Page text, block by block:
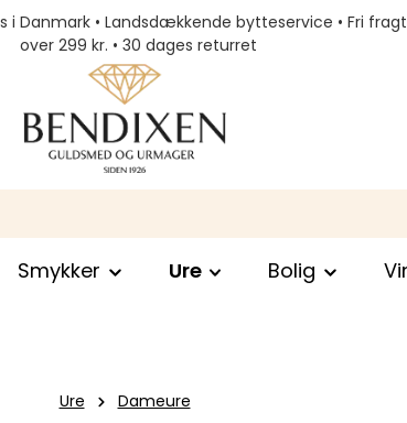
Danmark • Landsdækkende bytteservice • Fri
over 299 kr. • 30 dages returret
Smykker Ure Bolig
Ure Dameure